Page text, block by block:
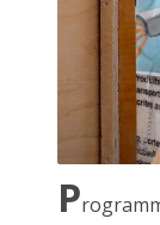
P
De
tire dailleurs
et mon
Je pourrai
mon vécu un
La mienne.